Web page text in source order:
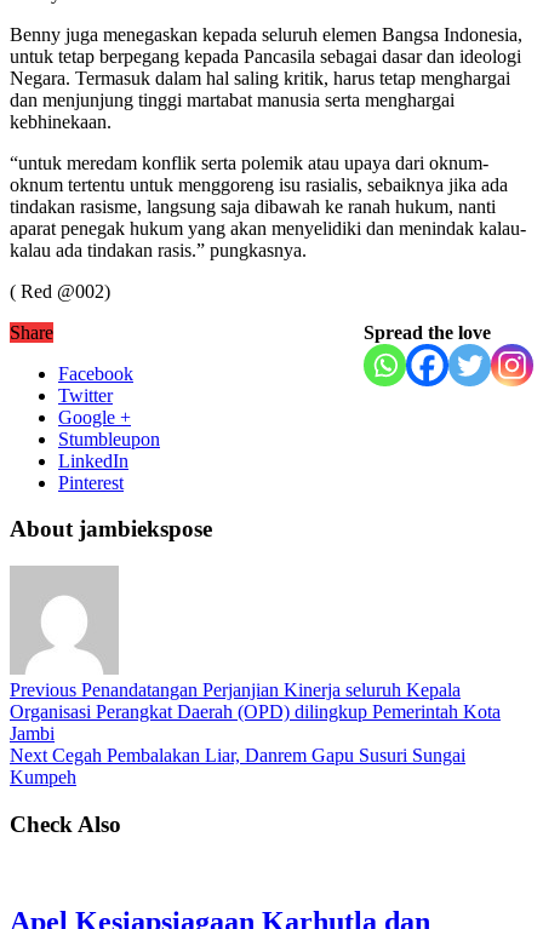
Benny juga menegaskan kepada seluruh elemen Bangsa Indonesia,
untuk tetap berpegang kepada Pancasila sebagai dasar dan ideologi
Negara. Termasuk dalam hal saling kritik, harus tetap menghargai
dan menjunjung tinggi martabat manusia serta menghargai
kebhinekaan.
“untuk meredam konflik serta polemik atau upaya dari oknum-
oknum tertentu untuk menggoreng isu rasialis, sebaiknya jika ada
tindakan rasisme, langsung saja dibawah ke ranah hukum, nanti
aparat penegak hukum yang akan menyelidiki dan menindak kalau-
kalau ada tindakan rasis.” pungkasnya.
( Red @002)
Spread the love
Share
Facebook
Twitter
Google +
Stumbleupon
LinkedIn
Pinterest
About jambiekspose
Previous Penandatangan Perjanjian Kinerja seluruh Kepala
Organisasi Perangkat Daerah (OPD) dilingkup Pemerintah Kota
Jambi
Next Cegah Pembalakan Liar, Danrem Gapu Susuri Sungai
Kumpeh
Check Also
Apel Kesiapsiagaan Karhutla dan